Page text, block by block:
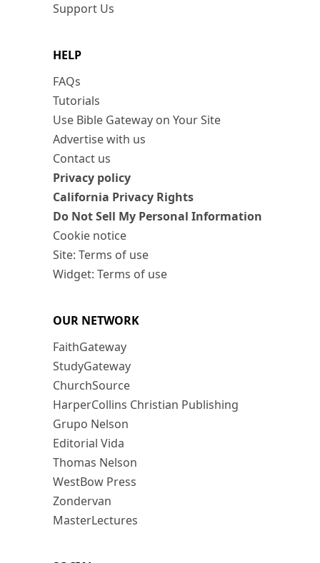
Support Us
HELP
FAQs
Tutorials
Use Bible Gateway on Your Site
Advertise with us
Contact us
Privacy policy
California Privacy Rights
Do Not Sell My Personal Information
Cookie notice
Site: Terms of use
Widget: Terms of use
OUR NETWORK
FaithGateway
StudyGateway
ChurchSource
HarperCollins Christian Publishing
Grupo Nelson
Editorial Vida
Thomas Nelson
WestBow Press
Zondervan
MasterLectures